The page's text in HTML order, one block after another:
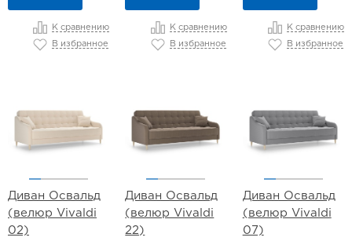
К сравнению
В избранное
К сравнению
В избранное
К сравнению
В избранное
Диван Освальд
(велюр Vivaldi
02)
Диван Освальд
(велюр Vivaldi
22)
Диван Освальд
(велюр Vivaldi
07)